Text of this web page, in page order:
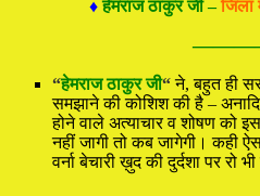
♦हेमराज ठाकुर जी –जिला
“हेमराज ठाकुर जी“ने, बहुत ही
समझाने की कोशिश की है –
होने वाले अत्याचार व शोषण को
नहीं जागी तो कब जागेगी। कही
वर्ना बेचारी ख़ुद की दुर्दशा पर रो भी